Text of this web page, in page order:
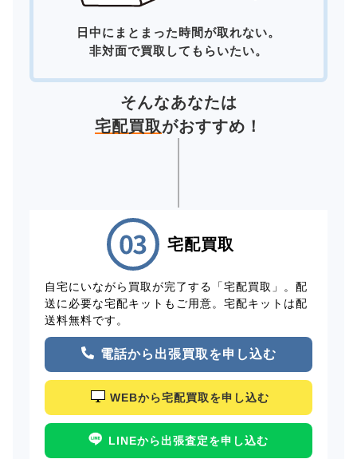
日中にまとまった時間が取れない。
非対面で買取してもらいたい。
そんなあなたは
宅配買取がおすすめ！
宅配買取
自宅にいながら買取が完了する「宅配買取」。配
送に必要な宅配キットもご用意。宅配キットは配
送料無料です。
電話から出張買取を申し込む
WEBから宅配買取を申し込む
LINEから出張査定を申し込む